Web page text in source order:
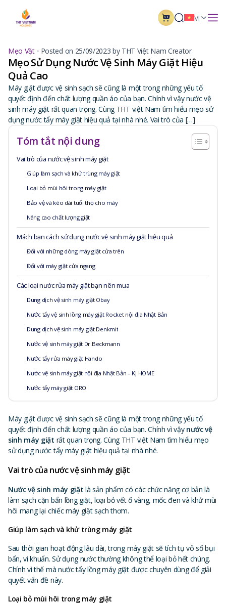
VI
Mẹo Vặt Posted on 25/09/2023 by THT Việt Nam Creator
Mẹo Sử Dụng Nước Vệ Sinh Máy Giặt Hiệu
Quả Cao
Máy giặt được vệ sinh sạch sẽ cũng là một trong những yếu tố
quyết định đến chất lượng quần áo của bạn. Chính vì vậy nước vệ
sinh máy giặt rất quan trọng. Cùng THT việt Nam tìm hiểu mẹo sử
dụng nước tẩy máy giặt hiệu quả tại nhà nhé. Vai trò của […]
Tóm tắt nội dung
Vai trò của nước vệ sinh máy giặt
Giúp làm sạch và khử trùng máy giặt
Loại bỏ mùi hôi trong máy giặt
Bảo vệ và kéo dài tuổi thọ cho máy
Nâng cao chất lượng giặt
Mách bạn cách sử dụng nước vệ sinh máy giặt hiệu quả
Đối với những dòng máy giặt cửa trên
Đối với máy giặt cửa ngang
Các loại nước rửa máy giặt bạn nên mua
Dung dịch vệ sinh máy giặt Obay
Nước tẩy vệ sinh lồng máy giặt Rocket nội địa Nhật Bản
Dung dịch vệ sinh máy giặt Denkmit
Nước vệ sinh máy giặt Dr.Beckmann
Nước tẩy rửa máy giặt Hando
Nước vệ sinh máy giặt nội địa Nhật Bản – KJ HOME
Nước tẩy máy giặt ORO
Máy giặt được vệ sinh sạch sẽ cũng là một trong những yếu tố
quyết định đến chất lượng quần áo của bạn. Chính vì vậy nước vệ
sinh máy giặt rất quan trọng. Cùng THT việt Nam tìm hiểu mẹo
sử dụng nước tẩy máy giặt hiệu quả tại nhà nhé.
Vai trò của nước vệ sinh máy giặt
Nước vệ sinh máy giặt là sản phẩm có các chức năng cơ bản là
làm sạch cặn bẩn lồng giặt, loại bỏ vết ố vàng, mốc đen và khử mùi
hôi mang lại chiếc máy giặt sạch thơm.
Giúp làm sạch và khử trùng máy giặt
Sau thời gian hoạt động lâu dài, trong máy giặt sẽ tích tụ vô số bụi
bẩn, vi khuẩn. Sử dụng nước thường không thể loại bỏ hết chúng.
Chính vì thế mà nước tẩy lồng máy giặt được chuyên dùng để giải
quyết vấn đề này.
Loại bỏ mùi hôi trong máy giặt